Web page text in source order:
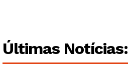
Últimas Notícias: